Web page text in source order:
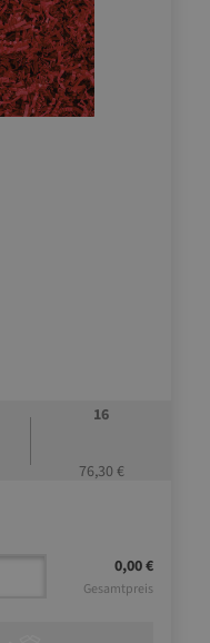
16
76,30 €
0,00 €
Gesamtpreis